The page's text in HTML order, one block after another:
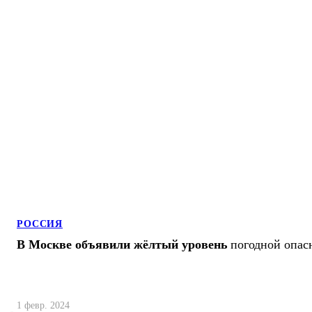
РОССИЯ
В Москве объявили жёлтый уровень погодной
1 февр. 2024